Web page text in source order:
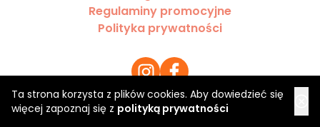
Ta strona korzysta z plików cookies. Aby dowiedzieć się
więcej zapoznaj się z polityką prywatności
Regulaminy promocyjne
Polityka prywatności